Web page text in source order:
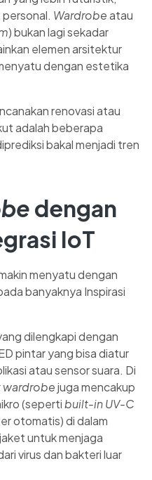
Wardrobeatau
) bukan lagi sekadar
elemen arsitektur
dengan estetika
renovasi atau
adalah beberapa
bakal menjadi tren
dengan
IoT
menyatu dengan
banyaknya Inspirasi
dilengkapi dengan
pintar yang bisa diatur
atau sensor suara. Di
wardrobejuga mencakup
(sepertibuilt-in UV-C
otomatis) di dalam
untuk menjaga
virus dan bakteri luar